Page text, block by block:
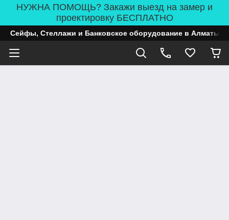
НУЖНА ПОМОЩЬ? Закажи выезд на замер и
проектировку БЕСПЛАТНО
Сейфы, Стеллажи и Банковское оборудование в Алматы